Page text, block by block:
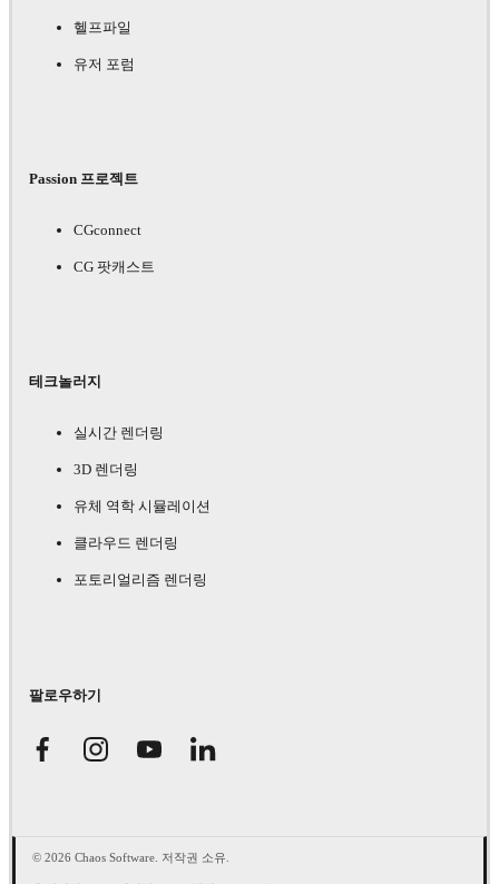
헬프파일
유저 포럼
Passion 프로젝트
CGconnect
CG 팟캐스트
테크놀러지
실시간 렌더링
3D 렌더링
유체 역학 시뮬레이션
클라우드 렌더링
포토리얼리즘 렌더링
팔로우하기
© 2026 Chaos Software. 저작권 소유.